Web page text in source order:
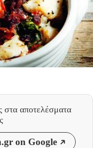
στα αποτελέσματα
on Google